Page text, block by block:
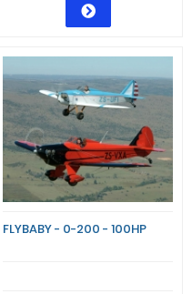
FLYBABY - 0-200 - 100HP